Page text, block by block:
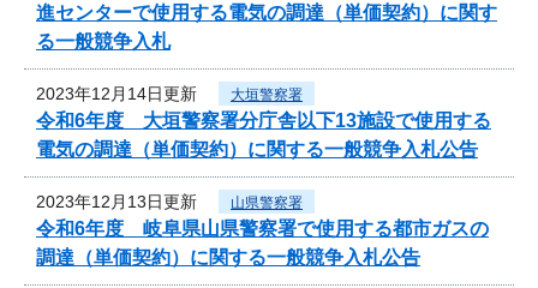
進センターで使用する電気の調達（単価契約）に関す
る一般競争入札
2023年12月14日更新 大垣警察署
令和6年度 大垣警察署分庁舎以下13施設で使用する
電気の調達（単価契約）に関する一般競争入札公告
2023年12月13日更新 山県警察署
令和6年度 岐阜県山県警察署で使用する都市ガスの
調達（単価契約）に関する一般競争入札公告